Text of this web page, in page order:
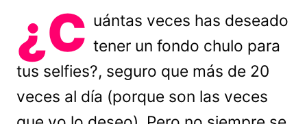
¿C uántas veces has deseado
tener un fondo chulo para
tus selfies?, seguro que más de 20
veces al día (porque son las veces